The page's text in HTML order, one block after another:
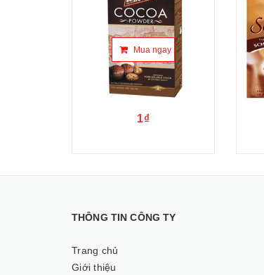
Mua ngay
1₫
THÔNG TIN CÔNG TY
Trang chủ
Giới thiệu